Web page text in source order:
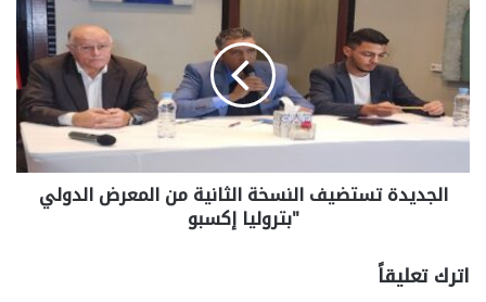
الجديدة تستضيف النسخة الثانية من المعرض الدولي
"بتروليا إكسبو
اترك تعليقاً